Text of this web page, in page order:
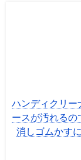
ハンディクリー
ースが汚れるの
消しゴムかす